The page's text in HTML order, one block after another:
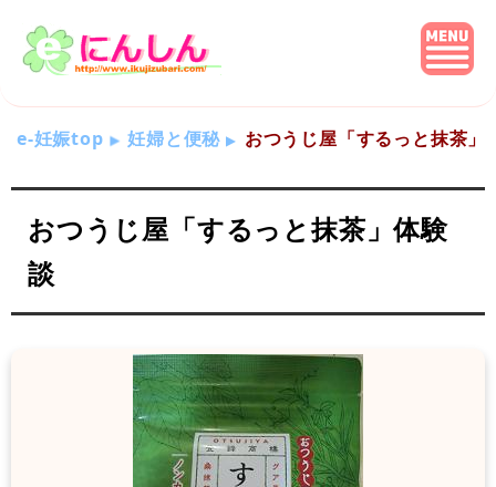
e-妊娠top 妊婦と便秘 おつうじ屋「するっと抹茶」
おつうじ屋「するっと抹茶」体験
談